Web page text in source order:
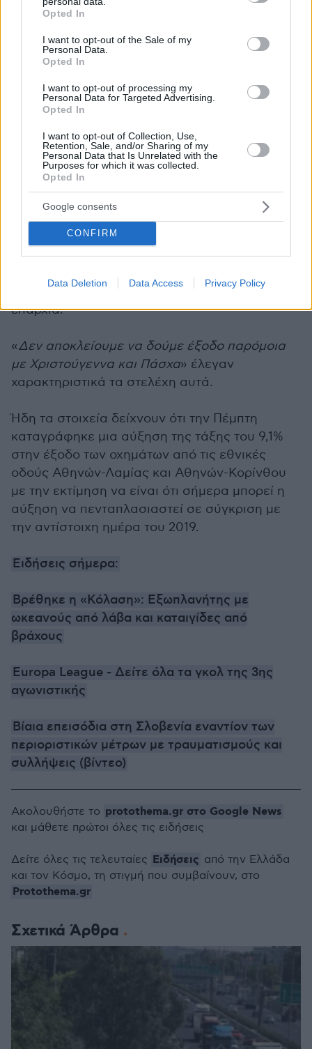
grant or deny consent to Google and its third-party tags to
use your data for below specified purposes in below Google
consent section.
Opted In
I want to opt-out of the Sale of my
Personal Data.
Opted In
I want to opt-out of processing my
Personal Data for Targeted Advertising.
Opted In
I want to opt-out of Collection, Use,
Retention, Sale, and/or Sharing of my
Personal Data that Is Unrelated with the
Purposes for which it was collected.
Opted In
Google consents
CONFIRM
Data Deletion Data Access Privacy Policy
Την ίδια ώρα στελέχη της
σύμφωνα με τον Ελεύθερο Τύπο, φοβούνται
εικόνες αλά Παρίσι και Λονδίνο
ώρες με «μεγάλη φυγή» από την Αθήνα για την
επαρχία.
«Δεν αποκλείουμε να δούμε έξοδο παρόμοια
με Χριστούγεννα και Πάσχα» έλεγαν
χαρακτηριστικά τα στελέχη αυτά.
Ήδη τα στοιχεία δείχνουν ότι την Πέμπτη
καταγράφηκε μια αύξηση της τάξης του 9,1%
στην έξοδο των οχημάτων από τις εθνικές
οδούς Αθηνών-Λαμίας και Αθηνών-Κορίνθου
με την εκτίμηση να είναι ότι σήμερα μπορεί η
αύξηση να πενταπλασιαστεί σε σύγκριση με
την αντίστοιχη ημέρα του 2019.
Ειδήσεις σήμερα:
Βρέθηκε η «Κόλαση»: Εξωπλανήτης με
ωκεανούς από λάβα και καταιγίδες από
βράχους
Europa League - Δείτε όλα τα γκολ της 3ης
αγωνιστικής
Βίαια επεισόδια στη Σλοβενία εναντίον των
περιοριστικών μέτρων με τραυματισμούς και
συλλήψεις (βίντεο)
Σχετικά Άρθρα
Ακολουθήστε το protothema.gr στο Google News
και μάθετε πρώτοι όλες τις ειδήσεις
Δείτε όλες τις τελευταίες Ειδήσεις από την Ελλάδα
και τον Κόσμο, τη στιγμή που συμβαίνουν, στο
Protothema.gr